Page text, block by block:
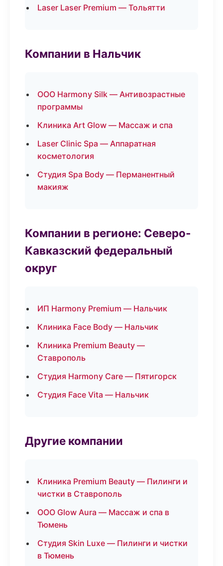
Laser Laser Premium — Тольятти
Компании в Нальчик
ООО Harmony Silk — Антивозрастные
программы
Клиника Art Glow — Массаж и спа
Laser Clinic Spa — Аппаратная
косметология
Студия Spa Body — Перманентный
макияж
Компании в регионе: Северо-
Кавказский федеральный
округ
ИП Harmony Premium — Нальчик
Клиника Face Body — Нальчик
Клиника Premium Beauty —
Ставрополь
Студия Harmony Care — Пятигорск
Студия Face Vita — Нальчик
Другие компании
Клиника Premium Beauty — Пилинги и
чистки в Ставрополь
ООО Glow Aura — Массаж и спа в
Тюмень
Студия Skin Luxe — Пилинги и чистки
в Тюмень